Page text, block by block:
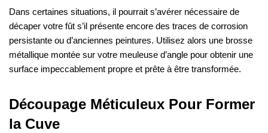
Dans certaines situations, il pourrait s’avérer nécessaire de
décaper votre fût s’il présente encore des traces de corrosion
persistante ou d’anciennes peintures. Utilisez alors une brosse
métallique montée sur votre meuleuse d’angle pour obtenir une
surface impeccablement propre et prête à être transformée.
Découpage Méticuleux Pour Former
la Cuve